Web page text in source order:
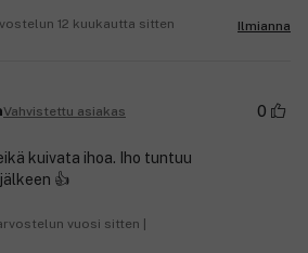
12 kuukautta sitten Ilmianna
Vahvistettu asiakas 0
kuivata ihoa. Iho tuntuu
👍
vuosi sitten |